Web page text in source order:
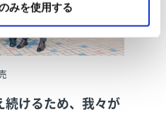
みを使用する
けるため、我々が